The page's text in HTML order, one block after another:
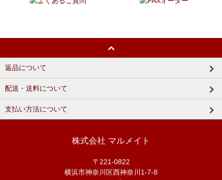
返品について
配送・送料について
支払い方法について
株式会社 マルメイト
〒221-0822
横浜市神奈川区西神奈川1-7-8